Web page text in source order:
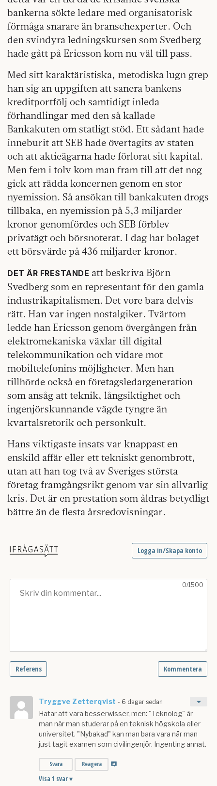
bankerna sökte ledare med organisatorisk
förmåga snarare än branschexperter. Och
den svindyra ledningskursen som Svedberg
hade gått på Ericsson kom nu väl till pass.
Med sitt karaktäristiska, metodiska lugn grep
han sig an uppgiften att sanera bankens
kreditportfölj och samtidigt inleda
förhandlingar med den så kallade
Bankakuten om statligt stöd. Ett sådant hade
inneburit att SEB hade övertagits av staten
och att aktieägarna hade förlorat sitt kapital.
Men fem i tolv kom man fram till att det nog
gick att rädda koncernen genom en stor
nyemission. Så ansökan till bankakuten drogs
tillbaka, en nyemission på 5,3 miljarder
kronor genomfördes och SEB förblev
privatägt och börsnoterat. I dag har bolaget
ett börsvärde på 436 miljarder kronor.
DET ÄR FRESTANDE att beskriva Björn
Svedberg som en representant för den gamla
industrikapitalismen. Det vore bara delvis
rätt. Han var ingen nostalgiker. Tvärtom
ledde han Ericsson genom övergången från
elektromekaniska växlar till digital
telekommunikation och vidare mot
mobiltelefonins möjligheter. Men han
tillhörde också en företagsledargeneration
som ansåg att teknik, långsiktighet och
ingenjörskunnande vägde tyngre än
kvartalsretorik och personkult.
Hans viktigaste insats var knappast en
enskild affär eller ett tekniskt genombrott,
utan att han tog två av Sveriges största
företag framgångsrikt genom var sin allvarlig
kris. Det är en prestation som åldras betydligt
bättre än de flesta årsredovisningar.